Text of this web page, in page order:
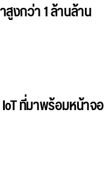
งกว่า 1 ล้านล้าน
ที่มาพร้อมหน้าจอ